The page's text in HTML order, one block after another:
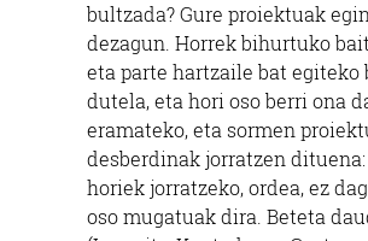
bultzada? Gure proiektuak
dezagun. Horrek bihurtuko
eta parte hartzaile bat
dutela, eta hori oso berri ona
eramateko, eta sormen
desberdinak jorratzen
horiek jorratzeko, ordea, ez
oso mugatuak dira. Beteta